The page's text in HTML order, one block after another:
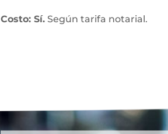
Costo: Sí. Según tarifa notarial.